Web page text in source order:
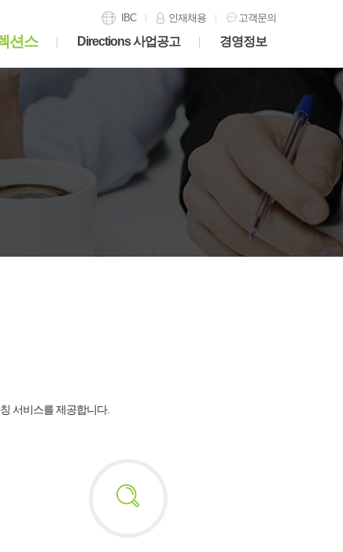
IBC 인재채용 고객문의
션스 Directions 사업공고 경영정보
서비스를 제공합니다.